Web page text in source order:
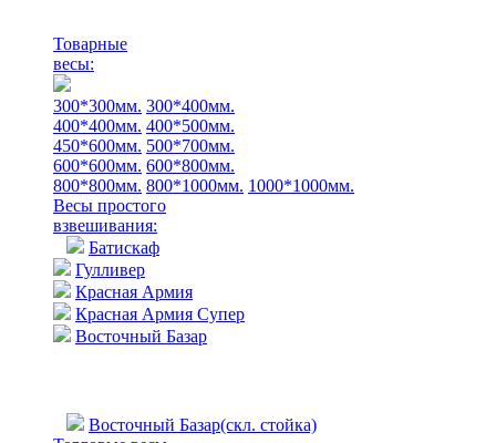
Товарные
весы:
300*300мм. 300*400мм.
400*400мм. 400*500мм.
450*600мм. 500*700мм.
600*600мм. 600*800мм.
800*800мм. 800*1000мм. 1000*1000мм.
Весы простого
взвешивания:
Батискаф
Гулливер
Красная Армия
Красная Армия Супер
Восточный Базар
Восточный Базар(скл. стойка)